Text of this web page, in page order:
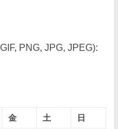
PNG, JPG, JPEG):
金 土 日